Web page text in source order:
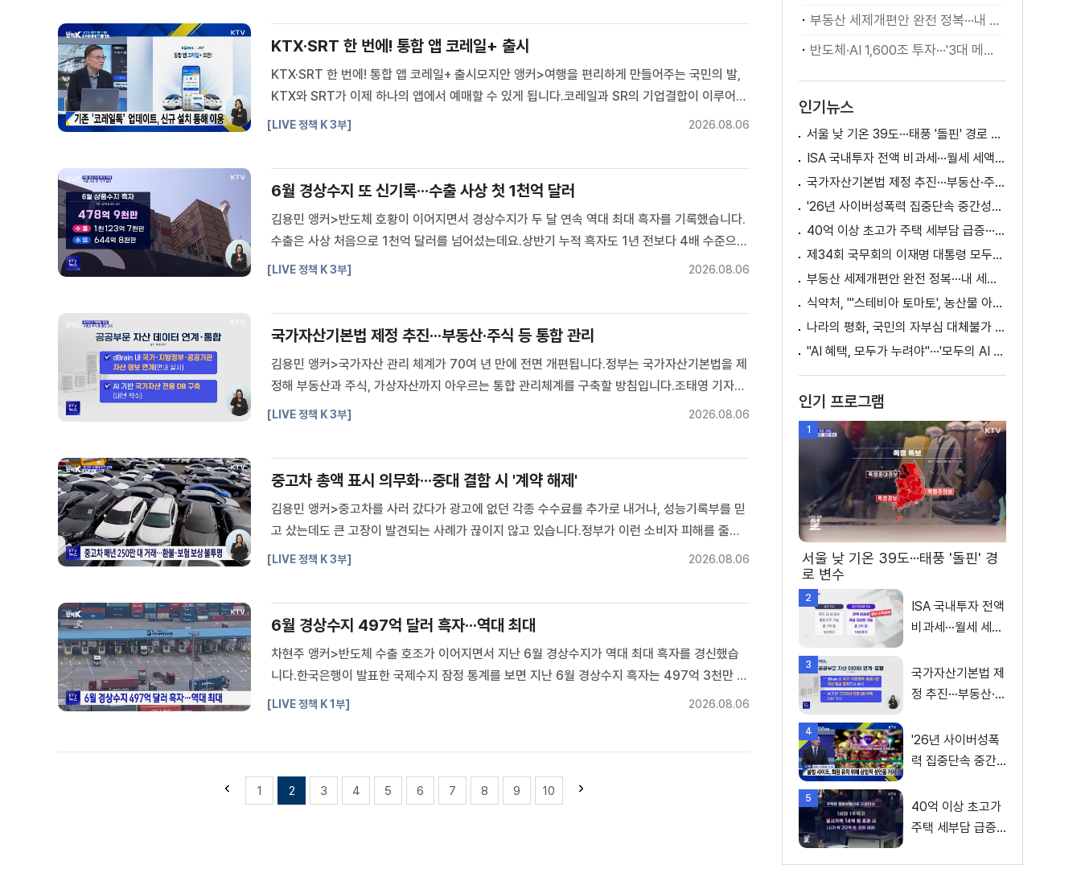
KTX·SRT 한 번에! 통합 앱 코레일+ 출시
KTX·SRT 한 번에! 통합 앱 코레일+ 출시모지안 앵커>여행을 편리하게 만들어주는 국민의 발,
KTX와 SRT가 이제 하나의 앱에서 예매할 수 있게 됩니다.코레일과 SR의 기업결합이 이루어졌
다고 하죠?Q. 코레일·SR 기업결합 의미는?Q. '코레일+' 통합 앱 개선은?Q. 통합 운행 열차 서비
[LIVE 정책 K 3부] 2026.08.06
6월 경상수지 또 신기록···수출 사상 첫 1천억 달러
김용민 앵커>반도체 호황이 이어지면서 경상수지가 두 달 연속 역대 최대 흑자를 기록했습니다.
수출은 사상 처음으로 1천억 달러를 넘어섰는데요.상반기 누적 흑자도 1년 전보다 4배 수준으로
역대 가장 많았습니다.보도에 김찬규 기자입니다.김찬규 기자>6월 경상수지가 두 달 연속 역대
[LIVE 정책 K 3부] 2026.08.06
국가자산기본법 제정 추진···부동산·주식 등 통합 관리
김용민 앵커>국가자산 관리 체계가 70여 년 만에 전면 개편됩니다.정부는 국가자산기본법을 제
정해 부동산과 주식, 가상자산까지 아우르는 통합 관리체계를 구축할 방침입니다.조태영 기자가
보도합니다.조태영 기자>비상경제본부 회의 겸 경제구조혁신 관계장관회의를 개최한 구윤철 부
[LIVE 정책 K 3부] 2026.08.06
중고차 총액 표시 의무화···중대 결함 시 '계약 해제'
김용민 앵커>중고차를 사러 갔다가 광고에 없던 각종 수수료를 추가로 내거나, 성능기록부를 믿
고 샀는데도 큰 고장이 발견되는 사례가 끊이지 않고 있습니다.정부가 이런 소비자 피해를 줄이
기 위해 중고차 거래 제도를 전면 손질하기로 했는데요.보도에 이리나 기자입니다.이리나 기자>
[LIVE 정책 K 3부] 2026.08.06
6월 경상수지 497억 달러 흑자···역대 최대
차현주 앵커>반도체 수출 호조가 이어지면서 지난 6월 경상수지가 역대 최대 흑자를 경신했습
니다.한국은행이 발표한 국제수지 잠정 통계를 보면 지난 6월 경상수지 흑자는 497억 3천만 달
러로 직전 5월에 이어 역대 1위 기록을 새로 썼습니다.상품수지도 478억 9천만 달러 흑자로 2
[LIVE 정책 K 1부] 2026.08.06
1 2 3 4 5 6 7 8 9 10
부동산 세제개편안 완전 정복···내 세금 어떻게 달라지나? [K-정책 사용법]
반도체·AI 1,600조 투자···'3대 메가프로젝트' 속도
인기뉴스
서울 낮 기온 39도···태풍 '돌핀' 경로 변수
ISA 국내투자 전액 비과세···월세 세액공제 확대
국가자산기본법 제정 추진···부동산·주식 등 통합 관리
'26년 사이버성폭력 집중단속 중간성과 발표···향후 추진계획은?
40억 이상 초고가 주택 세부담 급증···실수요자 보호 강화
제34회 국무회의 이재명 대통령 모두발언
부동산 세제개편안 완전 정복···내 세금 어떻게 달라지나? [K-정책 사용법]
식약처, "'스테비아 토마토', 농산물 아닌 가공식품"
나라의 평화, 국민의 자부심 대체불가 대한민국 이재명 대통령 모두말씀
"AI 혜택, 모두가 누려야"···'모두의 AI 성장사다리' 출범
인기 프로그램
1
서울 낮 기온 39도···태풍 '돌핀' 경
로 변수
2
ISA 국내투자 전액
비과세···월세 세액
3
국가자산기본법 제
정 추진···부동산·주
4
'26년 사이버성폭
력 집중단속 중간
진계획은?
5
40억 이상 초고가
주택 세부담 급증···